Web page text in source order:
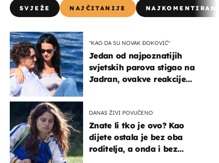
SVJEŽE NAJČITANIJE
"KAO DA SU NOVAK ĐOKOVIĆ"
Jedan od najpoznatijih
svjetskih parova stigao na
Jadran, ovakve reakcije
DANAS ŽIVI POVUČENO
Znate li tko je ovo? Kao
dijete ostala je bez oba
roditelja, a onda i bez